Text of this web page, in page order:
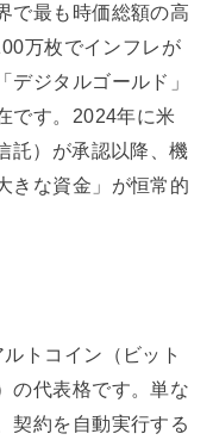
で最も時価総額の高
万枚でインフレが
ジタルゴールド」
です。2024年に米
託）が承認以降、機
きな資金」が恒常的
トコイン（ビット
の代表格です。単な
契約を自動実行する